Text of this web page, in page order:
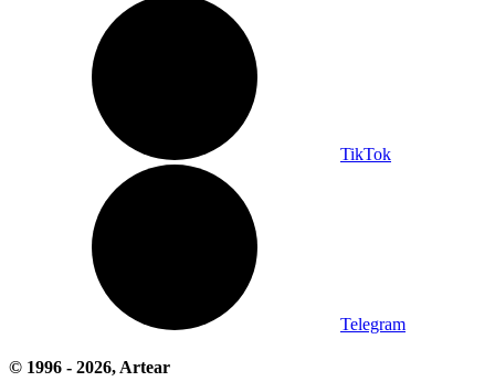
TikTok
Telegram
© 1996 - 2026, Artear